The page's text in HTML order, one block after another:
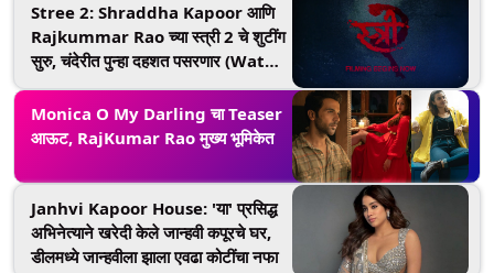
Stree 2: Shraddha Kapoor आणि
Rajkummar Rao च्या स्त्री 2 चे शुटींग
सुरु, चंदेरीत पुन्हा दहशत पसरणार (Watch
Video)
Monica O My Darling चा Teaser
आऊट, RajKumar Rao मुख्य भूमिकेत
Janhvi Kapoor House: 'या' प्रसिद्ध
अभिनेत्याने खरेदी केले जान्हवी कपूरचे घर,
डीलमध्ये जान्हवीला झाला एवढा कोटींचा नफा